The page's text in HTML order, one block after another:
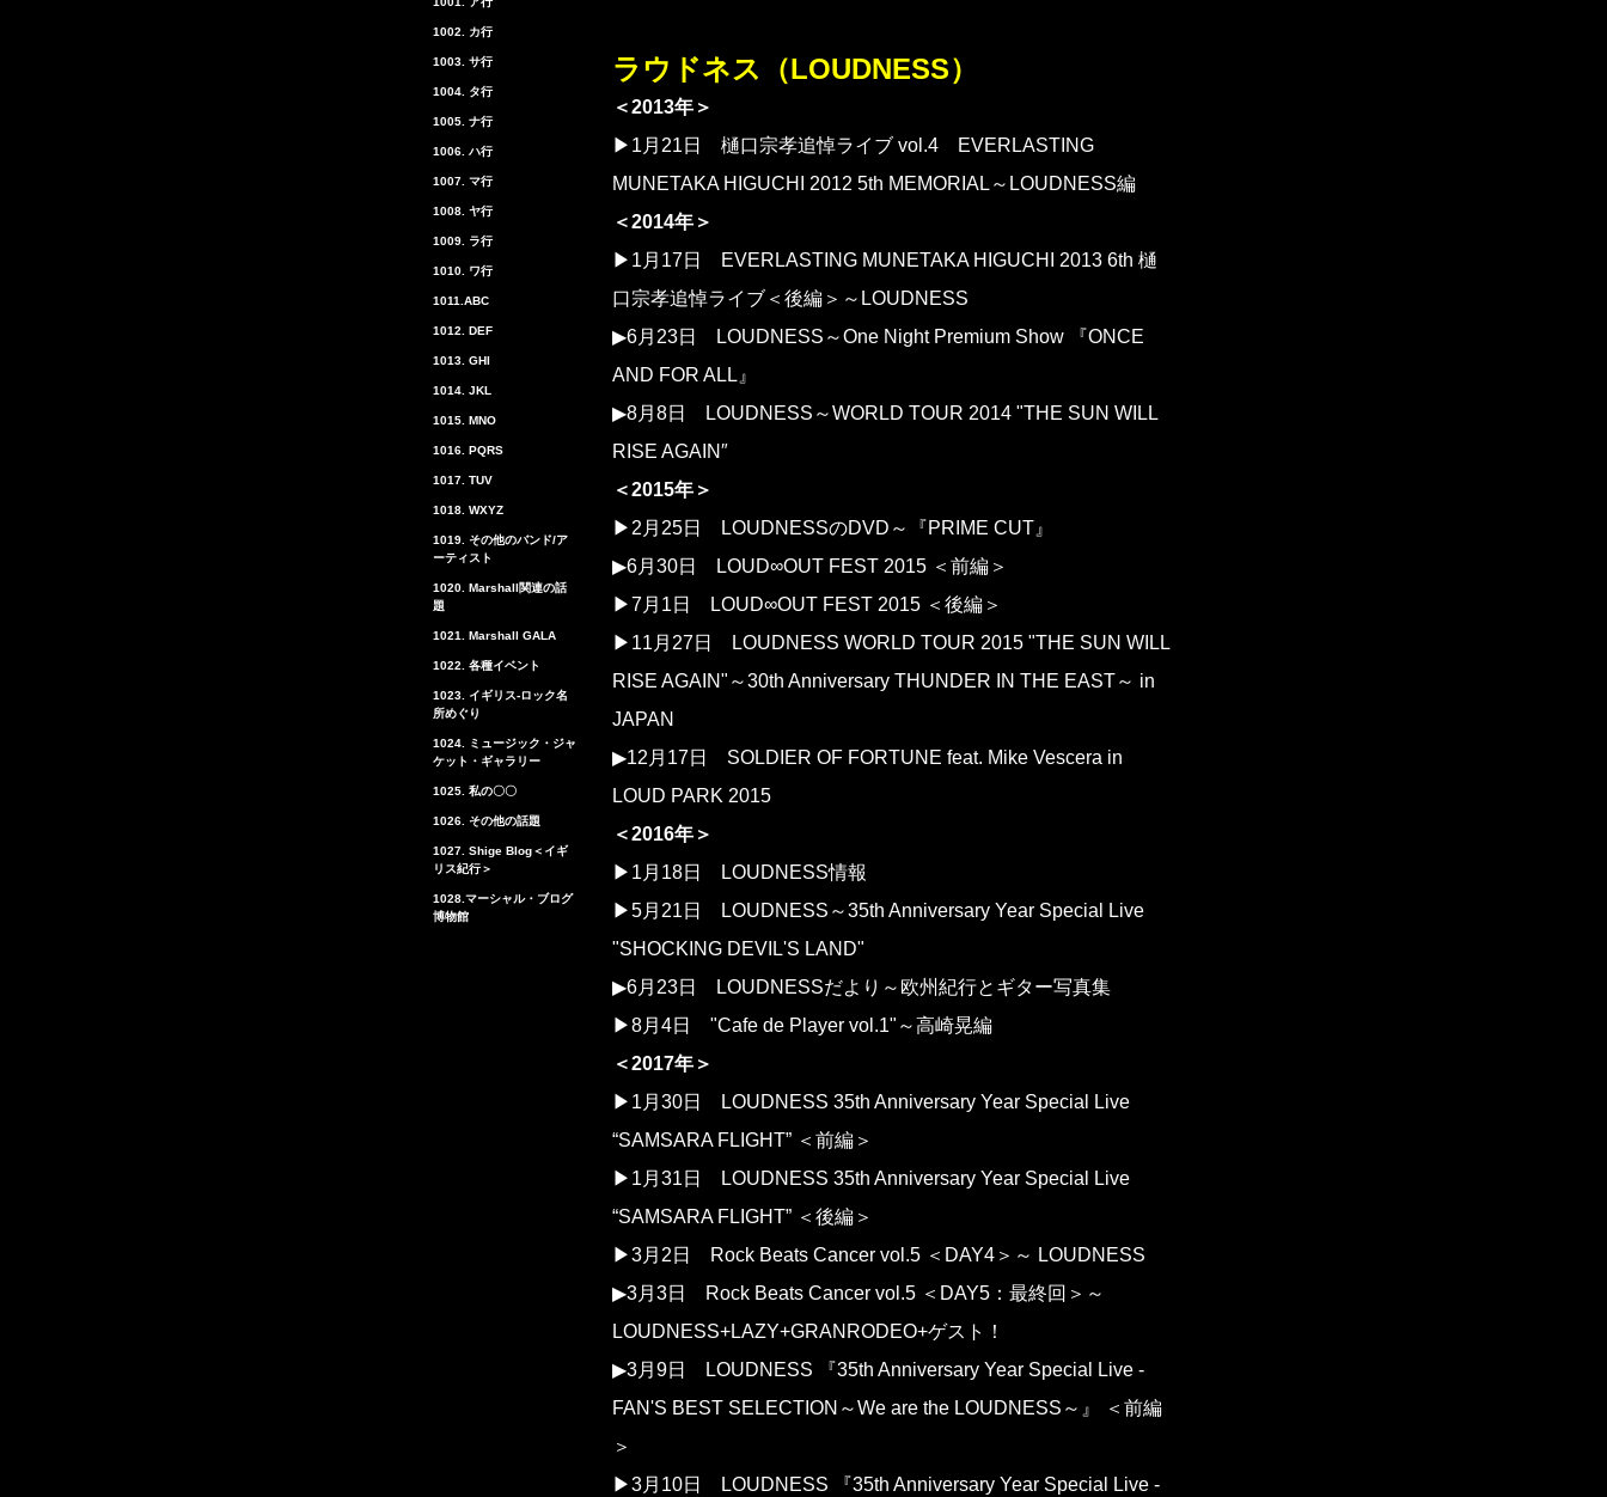
1002. カ行
1003. サ行
1004. タ行
1005. ナ行
1006. ハ行
1007. マ行
1008. ヤ行
1009. ラ行
1010. ワ行
1011.ABC
1012. DEF
1013. GHI
1014. JKL
1015. MNO
1016. PQRS
1017. TUV
1018. WXYZ
1019. その他のバンド/ア
ーティスト
1020. Marshall関連の話
題
1021. Marshall GALA
1022. 各種イベント
1023. イギリス-ロック名
所めぐり
1024. ミュージック・ジャ
ケット・ギャラリー
1025. 私の〇〇
1026. その他の話題
1027. Shige Blog＜イギ
リス紀行＞
1028.マーシャル・ブログ
博物館
ラウドネス（LOUDNESS）
＜2013年＞
▶1月21日 樋口宗孝追悼ライブ vol.4 EVERLASTING
MUNETAKA HIGUCHI 2012 5th MEMORIAL～LOUDNESS編
＜2014年＞
▶1月17日
EVERLASTING MUNETAKA HIGUCHI 2013 6th 樋
口宗孝追悼ライブ＜後編＞～LOUDNESS
▶6月23日
LOUDNESS～One Night Premium Show 『ONCE
AND FOR ALL』
▶8月8日
LOUDNESS～WORLD TOUR 2014 "THE SUN WILL
RISE AGAIN″
＜2015年＞
▶2月25日
LOUDNESSのDVD～『PRIME CUT』
▶6月30日
LOUD∞OUT FEST 2015 ＜前編＞
▶7月1日
LOUD∞OUT FEST 2015 ＜後編＞
▶11月27日
LOUDNESS WORLD TOUR 2015 "THE SUN WILL
RISE AGAIN"～30th Anniversary THUNDER IN THE EAST～ in
JAPAN
▶12月17日 SOLDIER OF FORTUNE feat. Mike Vescera in
LOUD PARK 2015
＜2016年＞
▶1月18日
LOUDNESS情報
▶5月21日
LOUDNESS～35th Anniversary Year Special Live
"SHOCKING DEVIL'S LAND"
▶6月23日
LOUDNESSだより～欧州紀行とギター写真集
▶8月4日 "Cafe de Player vol.1"～高崎晃編
＜2017年＞
▶1月30日
LOUDNESS 35th Anniversary Year Special Live
“SAMSARA FLIGHT” ＜前編＞
▶1月31日
LOUDNESS 35th Anniversary Year Special Live
“SAMSARA FLIGHT” ＜後編＞
▶3月2日
Rock Beats Cancer vol.5 ＜DAY4＞～ LOUDNESS
▶3月3日
Rock Beats Cancer vol.5 ＜DAY5：最終回＞～
LOUDNESS+LAZY+GRANRODEO+ゲスト！
▶3月9日
LOUDNESS 『35th Anniversary Year Special Live -
FAN'S BEST SELECTION～We are the LOUDNESS～』 ＜前編
＞
▶3月10日
LOUDNESS 『35th Anniversary Year Special Live -